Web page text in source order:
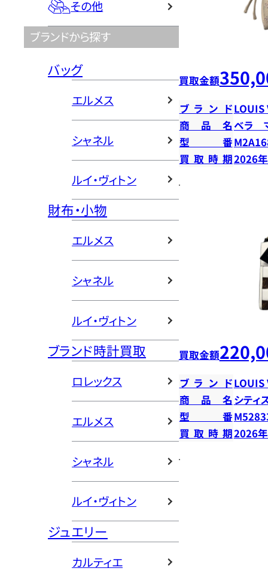
その他
ブランドから探す
バッグ
エルメス
シャネル
ルイ・ヴィトン
財布・小物
エルメス
シャネル
ルイ・ヴィトン
ブランド時計買取
ロレックス
エルメス
シャネル
ルイ・ヴィトン
ジュエリー
カルティエ
買取金額
ブランドLOUIS
商品名ベラ
型番
買取時期2026
買取金額
ブランドLOUIS
商品名 シティ
型番
買取時期2026